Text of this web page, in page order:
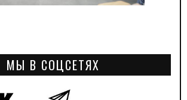
МЫ В СОЦСЕТЯХ